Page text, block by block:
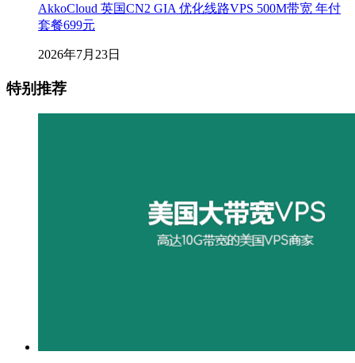
AkkoCloud 英国CN2 GIA 优化线路VPS 500M带宽 年付
套餐699元
2026年7月23日
特别推荐